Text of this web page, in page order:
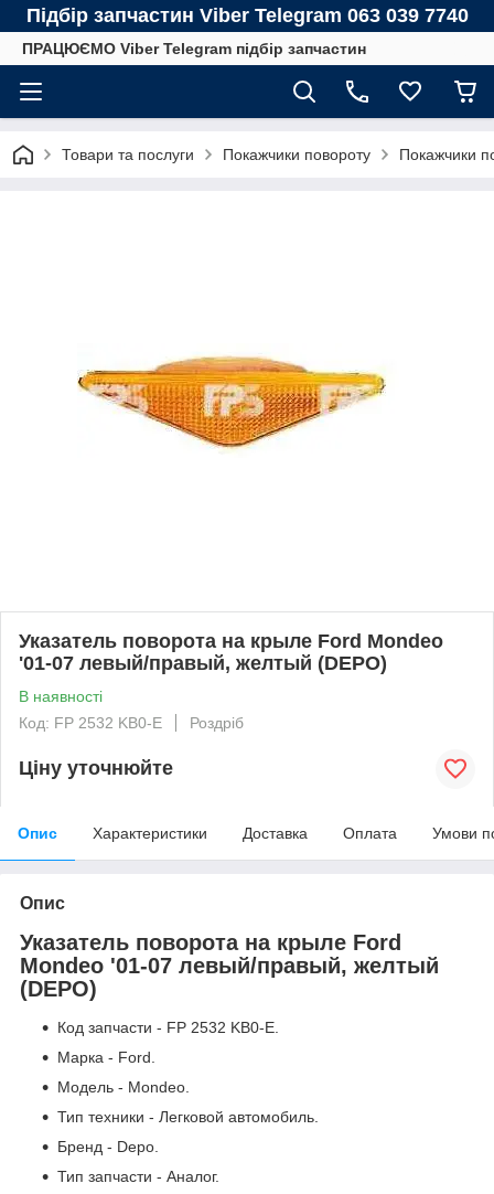
Підбір запчастин Viber Telegram 063 039 7740
ПРАЦЮЄМО Viber Telegram підбір запчастин
Товари та послуги Покажчики повороту Покажчики
Указатель поворота на крыле Ford Mondeo
'01-07 левый/правый, желтый (DEPO)
В наявності
Код: FP 2532 KB0-E
Роздріб
Ціну уточнюйте
Опис Характеристики Доставка Оплата Умови
Опис
Указатель поворота на крыле Ford
Mondeo '01-07 левый/правый, желтый
(DEPO)
Код запчасти - FP 2532 KB0-E.
Марка - Ford.
Модель - Mondeo.
Тип техники - Легковой автомобиль.
Бренд - Depo.
Тип запчасти - Аналог.